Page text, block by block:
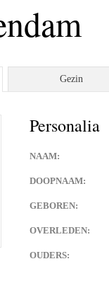
Gezin
Personalia
NAAM:
DOOPNAAM:
GEBOREN:
OVERLEDEN:
OUDERS: